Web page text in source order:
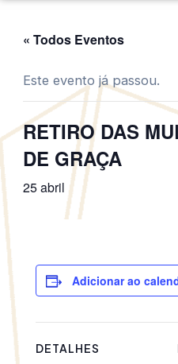
« Todos Eventos
Este evento já passou.
RETIRO DAS
DE GRAÇA
25 abril
Adicionar ao
DETALHES